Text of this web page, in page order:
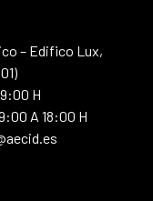
– Edifico Lux,
H
A 18:00 H